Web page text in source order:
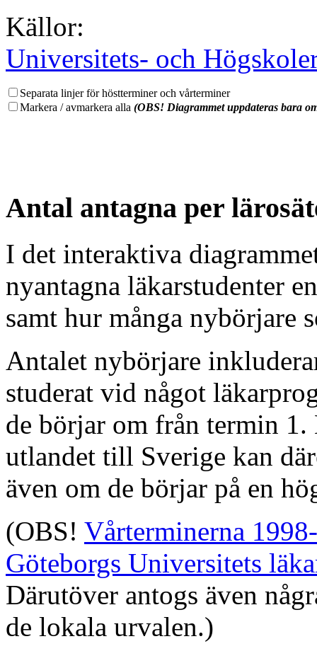
Källor:
Universitets- och
Separata linjer för höstterminer och vårterminer
Markera / avmarkera alla (OBS! Diagrammet uppdateras bara
Antal antagna per
I det interaktiva
nyantagna läkarstudenter
samt hur många nybörjare
Antalet nybörjare
studerat vid något
de börjar om från termin
utlandet till Sverige kan
även om de börjar på en
(OBS! Vårterminerna
Göteborgs Universitets
Därutöver antogs även
de lokala urvalen.)